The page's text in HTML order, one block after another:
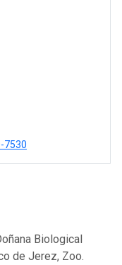
7530
Biological
de Jerez, Zoo.